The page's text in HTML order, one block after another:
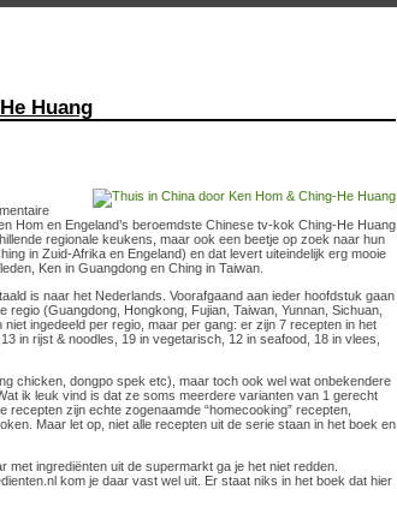
Huang
Hom en Engeland’s beroemdste Chinese tv-kok Ching-He Huang
regionale keukens, maar ook een beetje op zoek naar hun
in Zuid-Afrika en Engeland) en dat levert uiteindelijk erg mooie
Ken in Guangdong en Ching in Taiwan.
is naar het Nederlands. Voorafgaand aan ieder hoofdstuk gaan
(Guangdong, Hongkong, Fujian, Taiwan, Yunnan, Sichuan,
ingedeeld per regio, maar per gang: er zijn 7 recepten in het
in rijst & noodles, 19 in vegetarisch, 12 in seafood, 18 in vlees,
chicken, dongpo spek etc), maar toch ook wel wat onbekendere
ik leuk vind is dat ze soms meerdere varianten van 1 gerecht
zijn echte zogenaamde “homecooking” recepten,
Maar let op, niet alle recepten uit de serie staan in het boek en
met ingrediënten uit de supermarkt ga je het niet redden.
kom je daar vast wel uit. Er staat niks in het boek dat hier